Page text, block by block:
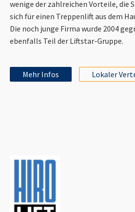
wenige der zahlreichen Vorteile, die
sich für einen Treppenlift aus dem
Die noch junge Firma wurde 2004
ebenfalls Teil der Liftstar-Gruppe.
Mehr Infos Lokaler